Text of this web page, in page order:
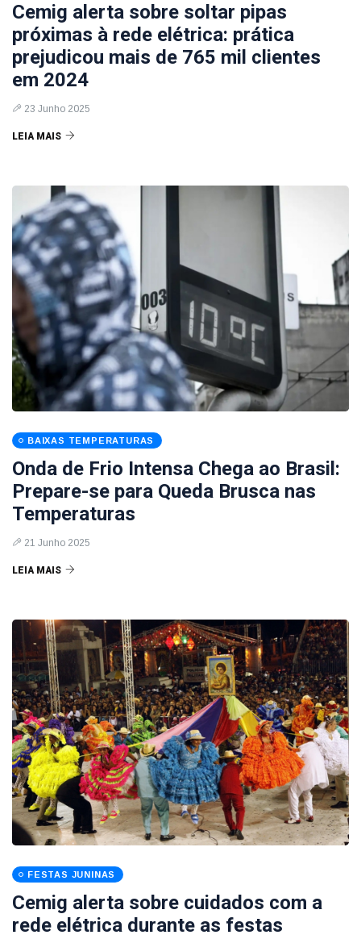
Cemig alerta sobre soltar pipas
próximas à rede elétrica: prática
prejudicou mais de 765 mil clientes
em 2024
23 Junho 2025
LEIA MAIS
BAIXAS TEMPERATURAS
Onda de Frio Intensa Chega ao Brasil:
Prepare-se para Queda Brusca nas
Temperaturas
21 Junho 2025
LEIA MAIS
FESTAS JUNINAS
Cemig alerta sobre cuidados com a
rede elétrica durante as festas